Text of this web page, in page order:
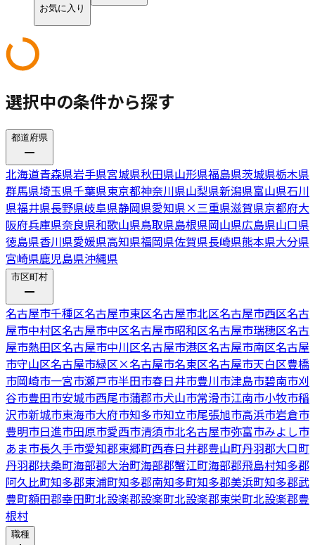
お気に入り
選択中の条件から探す
都道府県
北海道青森県岩手県宮城県秋田県山形県福島県茨城県栃木県
群馬県埼玉県千葉県東京都神奈川県山梨県新潟県富山県石川
県福井県長野県岐阜県静岡県愛知県×三重県滋賀県京都府大
阪府兵庫県奈良県和歌山県鳥取県島根県岡山県広島県山口県
徳島県香川県愛媛県高知県福岡県佐賀県長崎県熊本県大分県
宮崎県鹿児島県沖縄県
市区町村
名古屋市千種区名古屋市東区名古屋市北区名古屋市西区名古
屋市中村区名古屋市中区名古屋市昭和区名古屋市瑞穂区名古
屋市熱田区名古屋市中川区名古屋市港区名古屋市南区名古屋
市守山区名古屋市緑区×名古屋市名東区名古屋市天白区豊橋
市岡崎市一宮市瀬戸市半田市春日井市豊川市津島市碧南市刈
谷市豊田市安城市西尾市蒲郡市犬山市常滑市江南市小牧市稲
沢市新城市東海市大府市知多市知立市尾張旭市高浜市岩倉市
豊明市日進市田原市愛西市清須市北名古屋市弥富市みよし市
あま市長久手市愛知郡東郷町西春日井郡豊山町丹羽郡大口町
丹羽郡扶桑町海部郡大治町海部郡蟹江町海部郡飛島村知多郡
阿久比町知多郡東浦町知多郡南知多町知多郡美浜町知多郡武
豊町額田郡幸田町北設楽郡設楽町北設楽郡東栄町北設楽郡豊
根村
職種